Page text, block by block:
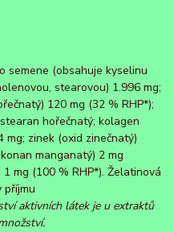
semene (obsahuje kyselinu
stearovou) 1.996 mg;
120 mg (32 % RHP*);
hořečnatý; kolagen
zinek (oxid zinečnatý)
manganatý) 2 mg
mg (100 % RHP*). Želatinová
příjmu
aktivních látek je u extraktů